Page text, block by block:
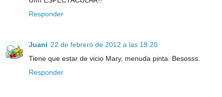
Responder
Juani 22 de febrero de 2012 a las 19:20
Tiene que estar de vicio Mary, menuda pinta. Besosss.
Responder